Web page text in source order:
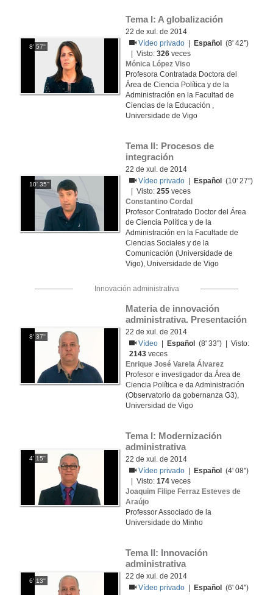
8' 57''
Tema I: A globalización
22 de xul. de 2014
Vídeo privado
Español
(8' 42'')
| Visto:326 veces
Mónica López Viso
Profesora Contratada Doctora del
Área de Ciencia Política y de la
Administración en la Facultad de
Ciencias de la Educación ,
Universidade de Vigo
10' 35''
Tema II: Procesos de
integración
22 de xul. de 2014
Vídeo privado
Español
(10' 27'')
| Visto:255 veces
Constantino Cordal
Profesor Contratado Doctor del Área
de Ciencia Política y de la
Administración en la Facultade de
Ciencias Sociales y de la
Comunicación (Universidade de
Vigo), Universidade de Vigo
Innovación administrativa
8' 37''
Materia de innovación
administrativa. Presentación
22 de xul. de 2014
Vídeo
Español
(8' 33'') | Visto:
2143 veces
Enrique José Varela Álvarez
Profesor e investigador da Área de
Ciencia Política e da Administración
(Observatorio da gobernanza G3),
Universidad de Vigo
4' 15''
Tema I: Modernización
administrativa
22 de xul. de 2014
Vídeo privado
Español
(4' 08'')
| Visto:174 veces
Joaquim Filipe Ferraz Esteves de
Araújo
Professor Associado de la
Universidade do Minho
6' 13''
Tema II: Innovación
administrativa
22 de xul. de 2014
Vídeo privado
Español
(6' 04'')